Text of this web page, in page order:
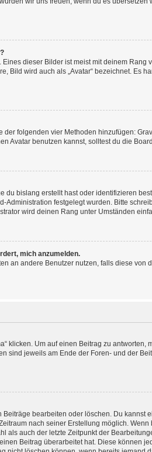
dieser Bilder ist meist mit deinem Rang
Bild wird auch als „Avatar“ bezeichnet. Es
folgenden vier Methoden hinzufügen:
Avatar benutzen kannst, solltest du die
bislang erstellt hast oder identifizieren
Administration festgelegt wurden. Bitte
wird deinen Rang unter Umständen
mich anzumelden.
an andere Benutzer nutzen, falls diese
klicken. Um auf einen Beitrag zu
jeweils am Ende der Foren- und der
bearbeiten oder löschen. Du kannst
nach seiner Erstellung möglich.
als auch der letzte Zeitpunkt der
Beitrag überarbeitet hat. Diese können